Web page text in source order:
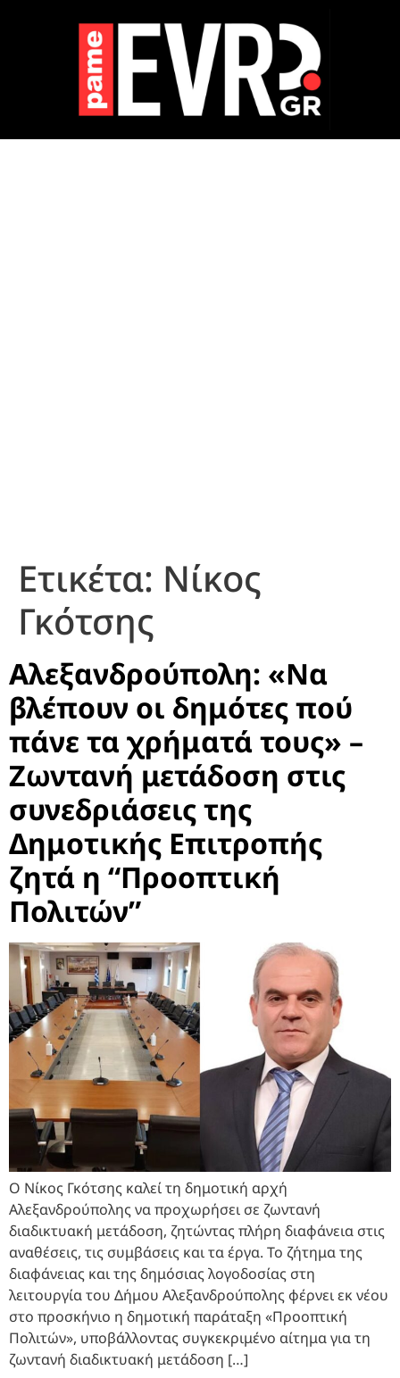
Ετικέτα: Νίκος
Γκότσης
Αλεξανδρούπολη: «Να
βλέπουν οι δημότες πού
πάνε τα χρήματά τους» –
Ζωντανή μετάδοση στις
συνεδριάσεις της
Δημοτικής Επιτροπής
ζητά η “Προοπτική
Πολιτών”
Ο Νίκος Γκότσης καλεί τη δημοτική αρχή
Αλεξανδρούπολης να προχωρήσει σε ζωντανή
διαδικτυακή μετάδοση, ζητώντας πλήρη διαφάνεια στις
αναθέσεις, τις συμβάσεις και τα έργα. Το ζήτημα της
διαφάνειας και της δημόσιας λογοδοσίας στη
λειτουργία του Δήμου Αλεξανδρούπολης φέρνει εκ νέου
στο προσκήνιο η δημοτική παράταξη «Προοπτική
Πολιτών», υποβάλλοντας συγκεκριμένο αίτημα για τη
ζωντανή διαδικτυακή μετάδοση […]